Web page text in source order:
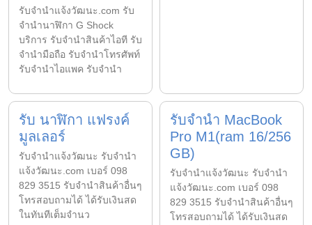
รับจํานําแจ้งวัฒนะ.com รับ
จำนำนาฬิกา G Shock
บริการ รับจำนำสินค้าไอที รับ
จำนำมือถือ รับจำนำโทรศัพท์
รับจำนำไอแพค รับจำนำ
รับ นาฬิกา แฟรงค์
มูลเลอร์
รับจํานําแจ้งวัฒนะ รับจํานํา
แจ้งวัฒนะ.com เบอร์ 098
829 3515 รับจำนำสินค้าอื่นๆ
โทรสอบถามได้ ได้รับเงินสด
ในทันทีเต็มจำนว
รับจำนำ MacBook
Pro M1(ram 16/256
GB)
รับจํานําแจ้งวัฒนะ รับจํานํา
แจ้งวัฒนะ.com เบอร์ 098
829 3515 รับจำนำสินค้าอื่นๆ
โทรสอบถามได้ ได้รับเงินสด